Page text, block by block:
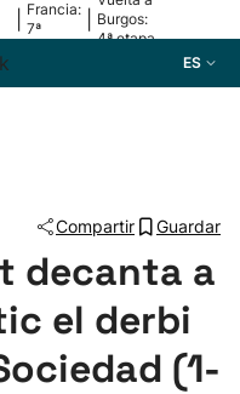
Francia:
7ª
Burgos:
4ª etapa
ES
Compartir Guardar
decanta a
el derbi
(1-